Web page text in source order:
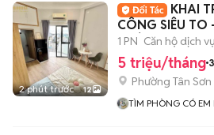
2 phút trước 12
KHAI
CÔNG SIÊU TO
PHÚ
1 PN Căn hộ dịch
5 triệu/tháng
Phường Tân Sơn
TÌM PHÒNG CÓ EM